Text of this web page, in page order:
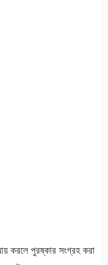
করলে পুরষ্কার সংগ্রহ করা